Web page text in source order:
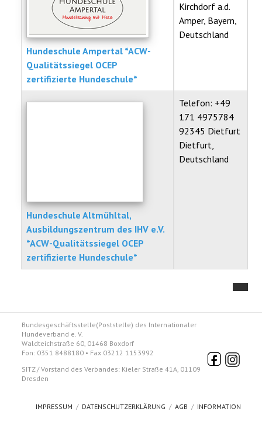
Hundeschule Ampertal *ACW-
Qualitätssiegel OCEP
zertifizierte Hundeschule*
Kirchdorf a.d.
Amper, Bayern,
Deutschland
Hundeschule Altmühltal,
Ausbildungszentrum des IHV e.V.
*ACW-Qualitätssiegel OCEP
zertifizierte Hundeschule*
Telefon: +49
171 4975784
92345 Dietfurt
Dietfurt,
Deutschland
Bundesgeschäftsstelle(Poststelle) des Internationaler
Hundeverband e. V.
Waldteichstraße 60, 01468 Boxdorf
Fon: 0351 8488180 • Fax 03212 1153992
SITZ / Vorstand des Verbandes: Kieler Straße 41A, 01109
Dresden
IMPRESSUM DATENSCHUTZERKLÄRUNG AGB INFORMATION